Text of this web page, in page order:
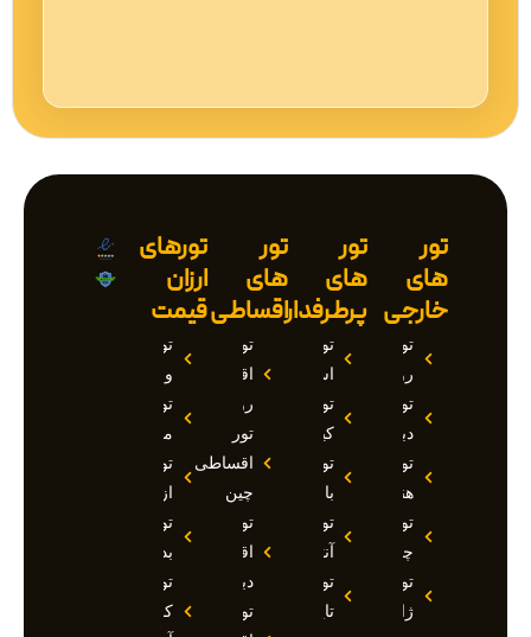
تور
های
خارجی
تور
روسیه
تور
دبی
تور
هند
تور
چین
تور
ژاپن
تور
های
پرطرفدار
تور
استانبول
تور
کیش
تور
بالی
تور
آنتالیا
تور
تایلند
تور
های
اقساطی
تور
اقساطی
روسیه
تور
اقساطی
چین
تور
اقساطی
دبی
تور
تورهای
ارزان
قیمت
تور
وان
تور
مارماریس
تور
ازمیر
تور
بدروم
تور
کوش